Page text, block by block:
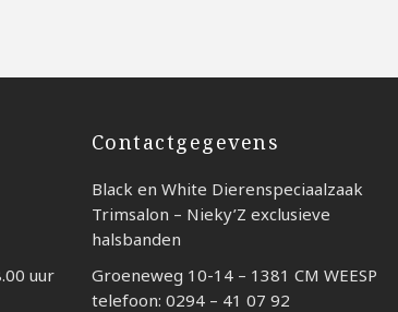
uur
Contactgegevens
Black en White Dierenspeciaalzaak
Trimsalon – Nieky’Z exclusieve
halsbanden
Groeneweg 10-14 – 1381 CM WEESP
telefoon: 0294 – 41 07 92